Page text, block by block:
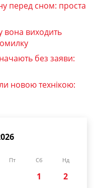
перед сном: проста
вона виходить
без заяви:
новою технікою:
Пт Сб Нд
1
2